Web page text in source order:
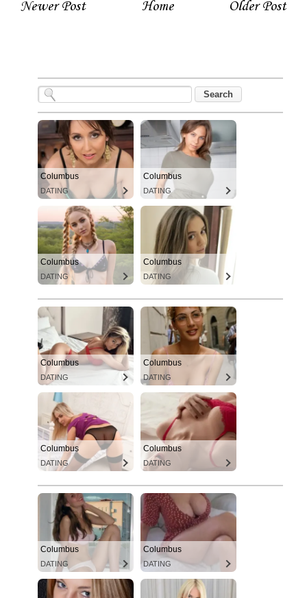
Newer Post Older Post
Home
Columbus
DATING
Columbus
DATING
Columbus
DATING
Columbus
DATING
Columbus
DATING
Columbus
DATING
Columbus
DATING
Columbus
DATING
Columbus
DATING
Columbus
DATING